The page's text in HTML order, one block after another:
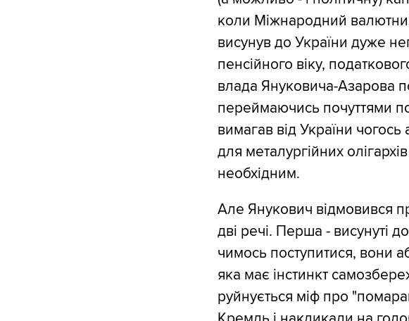
коли Міжнародний
висунув до України дуже
пенсійного віку,
влада Януковича-Азарова
переймаючись почуттями
вимагав від України
для металургійних
необхідним.
Але Янукович відмовився
дві речі. Перша - висунуті
чимось поступитися, вони
яка має інстинкт
руйнується міф про